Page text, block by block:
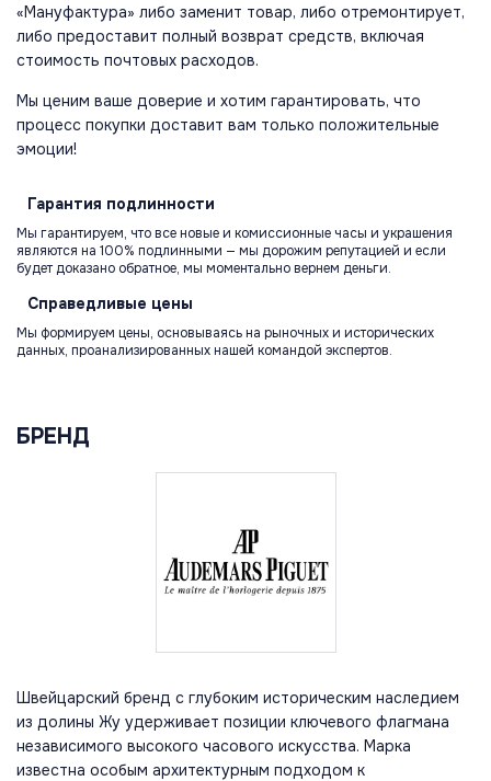
«Мануфактура» либо заменит товар, либо отремонтирует,
либо предоставит полный возврат средств, включая
стоимость почтовых расходов.
Мы ценим ваше доверие и хотим гарантировать, что
процесс покупки доставит вам только положительные
эмоции!
Гарантия подлинности
Мы гарантируем, что все новые и комиссионные часы и украшения
являются на 100% подлинными — мы дорожим репутацией и если
будет доказано обратное, мы моментально вернем деньги.
Справедливые цены
Мы формируем цены, основываясь на рыночных и исторических
данных, проанализированных нашей командой экспертов.
БРЕНД
Швейцарский бренд с глубоким историческим наследием
из долины Жу удерживает позиции ключевого флагмана
независимого высокого часового искусства. Марка
известна особым архитектурным подходом к